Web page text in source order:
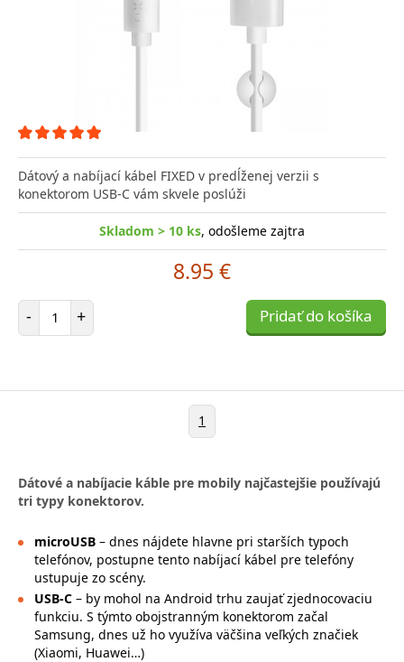
Dátový a nabíjací kábel FIXED v predĺženej verzii s
konektorom USB-C vám skvele poslúži
Skladom > 10 ks, odošleme zajtra
8.95 €
- Počet položiek
+ Pridať do košíka
1
Dátové a nabíjacie káble pre mobily najčastejšie používajú
tri typy konektorov.
microUSB – dnes nájdete hlavne pri starších typoch
telefónov, postupne tento nabíjací kábel pre telefóny
ustupuje zo scény.
USB-C – by mohol na Android trhu zaujať zjednocovaciu
funkciu. S týmto obojstranným konektorom začal
Samsung, dnes už ho využíva väčšina veľkých značiek
(Xiaomi, Huawei…)